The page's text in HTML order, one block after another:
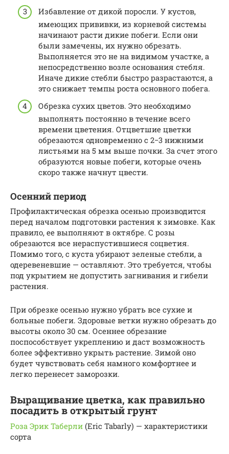
Избавление от дикой поросли. У кустов,
имеющих прививки, из корневой системы
начинают расти дикие побеги. Если они
были замечены, их нужно обрезать.
Выполняется это не на видимом участке, а
непосредственно возле основания стебля.
Иначе дикие стебли быстро разрастаются, а
это снижает темпы роста основного побега.
Обрезка сухих цветов. Это необходимо
выполнять постоянно в течение всего
времени цветения. Отцветшие цветки
обрезаются одновременно с 2−3 нижними
листьями на 5 мм выше почки. За счет этого
образуются новые побеги, которые очень
скоро также начнут цвести.
Осенний период
Профилактическая обрезка осенью производится
перед началом подготовки растения к зимовке. Как
правило, ее выполняют в октябре. С розы
обрезаются все нераспустившиеся соцветия.
Помимо того, с куста убирают зеленые стебли, а
одеревеневшие — оставляют. Это требуется, чтобы
под укрытием не допустить загнивания и гибели
растения.
При обрезке осенью нужно убрать все сухие и
больные побеги. Здоровые ветки нужно обрезать до
высоты около 30 см. Осеннее обрезание
поспособствует укреплению и даст возможность
более эффективно укрыть растение. Зимой оно
будет чувствовать себя намного комфортнее и
легко перенесет заморозки.
Выращивание цветка, как правильно
посадить в открытый грунт
Роза Эрик Таберли (Eric Tabarly) — характеристики
сорта